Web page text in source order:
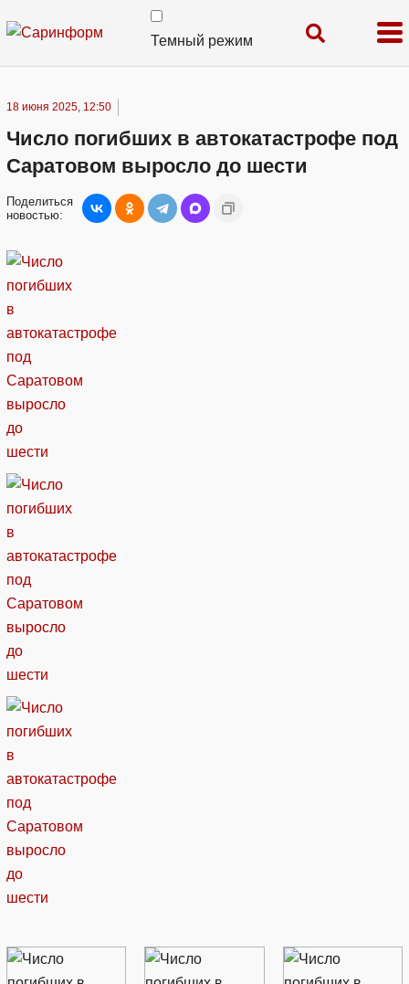
Темный режим
18 июня 2025, 12:50
Число погибших в автокатастрофе под
Саратовом выросло до шести
Поделиться
новостью: